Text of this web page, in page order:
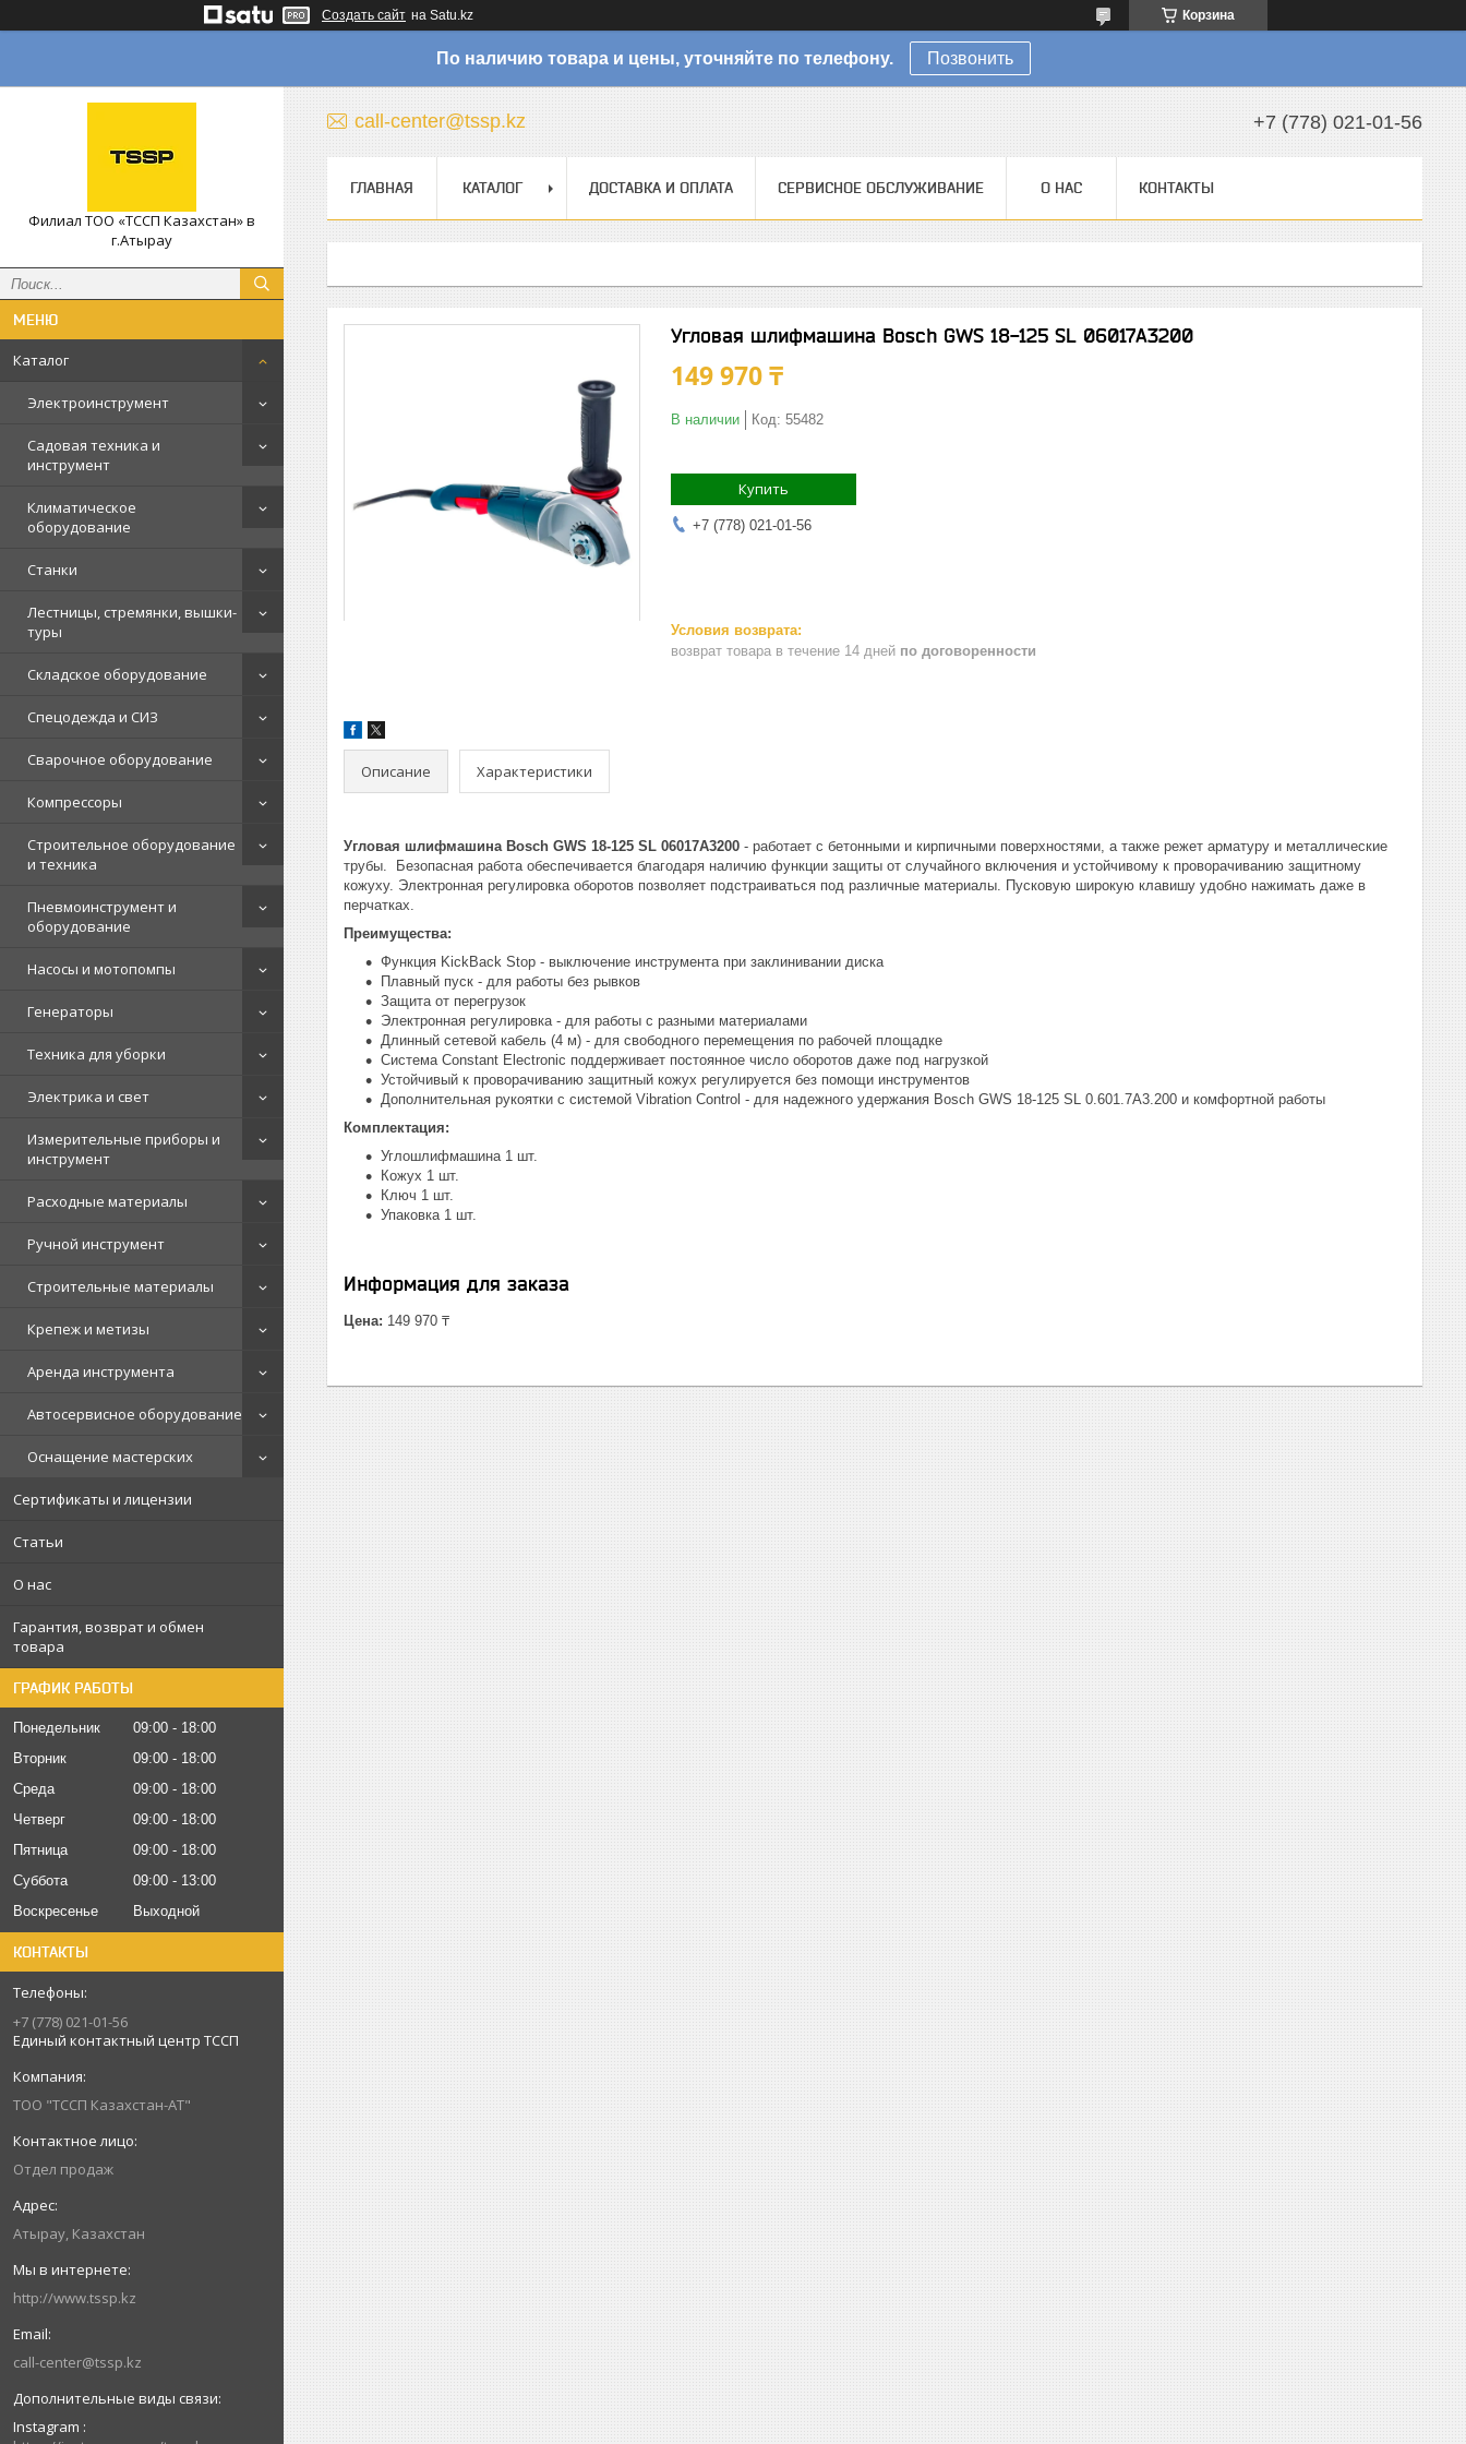
Создать сайт на Satu.kz Корзина
По наличию товара и цены, уточняйте по телефону. Позвонить
Филиал ТОО «ТССП Казахстан» в
г.Атырау
Каталог
Электроинструмент
Садовая техника и
инструмент
Климатическое
оборудование
Станки
Лестницы, стремянки, вышки-
туры
Складское оборудование
Спецодежда и СИЗ
Сварочное оборудование
Компрессоры
Строительное оборудование
и техника
Пневмоинструмент и
оборудование
Насосы и мотопомпы
Генераторы
Техника для уборки
Электрика и свет
Измерительные приборы и
инструмент
Расходные материалы
Ручной инструмент
Строительные материалы
Крепеж и метизы
Аренда инструмента
Автосервисное оборудование
Оснащение мастерских
Сертификаты и лицензии
Статьи
О нас
Гарантия, возврат и обмен
товара
ГРАФИК РАБОТЫ
Понедельник 09:00
18:00
Вторник
09:00
18:00
Среда
09:00
18:00
Четверг
09:00
18:00
Пятница
09:00
18:00
Суббота
09:00
13:00
Воскресенье
Выходной
КОНТАКТЫ
+7 (778) 021-01-56
Единый контактный центр ТССП
ТОО "ТССП Казахстан-АТ"
Отдел продаж
Атырау, Казахстан
http://www.tssp.kz
call-center@tssp.kz
Instagram
call-center@tssp.kz +7 (778) 021-01-56
ГЛАВНАЯ КАТАЛОГ ДОСТАВКА И ОПЛАТА СЕРВИСНОЕ ОБСЛУЖИВАНИЕ О НАС КОНТАКТЫ
Угловая шлифмашина Bosch GWS 18-125 SL 06017A3200
149 970 ₸
В наличии Код: 55482
Купить
+7 (778) 021-01-56
возврат товара в течение 14 дней по договоренности
Описание Характеристики
Угловая шлифмашина Bosch GWS 18-125 SL 06017A3200 - работает с бетонными и кирпичными поверхностями, а также режет арматуру и металлические
трубы. Безопасная работа обеспечивается благодаря наличию функции защиты от случайного включения и устойчивому к проворачиванию защитному
кожуху. Электронная регулировка оборотов позволяет подстраиваться под различные материалы. Пусковую широкую клавишу удобно нажимать даже в
перчатках.
Преимущества:
Функция KickBack Stop - выключение инструмента при заклинивании диска
Плавный пуск - для работы без рывков
Защита от перегрузок
Электронная регулировка - для работы с разными материалами
Длинный сетевой кабель (4 м) - для свободного перемещения по рабочей площадке
Система Constant Electronic поддерживает постоянное число оборотов даже под нагрузкой
Устойчивый к проворачиванию защитный кожух регулируется без помощи инструментов
Дополнительная рукоятки с системой Vibration Control - для надежного удержания Bosch GWS 18-125 SL 0.601.7A3.200 и комфортной работы
Комплектация:
Углошлифмашина 1 шт.
Кожух 1 шт.
Ключ 1 шт.
Упаковка 1 шт.
Информация для заказа
Цена: 149 970 ₸